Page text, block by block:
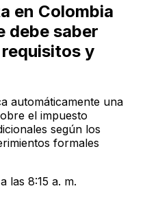
en Colombia
debe saber
y
automáticamente una
el impuesto
según los
formales
las 8:15 a. m.